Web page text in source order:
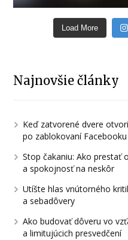
Load More
Najnovšie články
Keď zatvorené dvere
po zablokovaní Facebooku
Stop čakaniu: Ako prestať
a spokojnosť na neskôr
Utíšte hlas vnútorného
a sebadôvery
Ako budovať dôveru vo
a limitujúcich presvedčení